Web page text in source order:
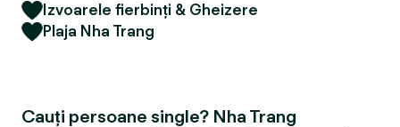
Izvoarele fierbinți & Gheizere
Plaja Nha Trang
Cauți persoane single? Nha Trang